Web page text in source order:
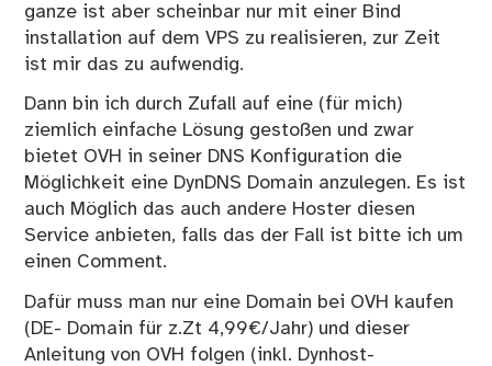
ganze ist aber scheinbar nur mit einer Bind
installation auf dem VPS zu realisieren, zur Zeit
ist mir das zu aufwendig.
Dann bin ich durch Zufall auf eine (für mich)
ziemlich einfache Lösung gestoßen und zwar
bietet OVH in seiner DNS Konfiguration die
Möglichkeit eine DynDNS Domain anzulegen. Es ist
auch Möglich das auch andere Hoster diesen
Service anbieten, falls das der Fall ist bitte ich um
einen Comment.
Dafür muss man nur eine Domain bei OVH kaufen
(DE- Domain für z.Zt 4,99€/Jahr) und dieser
Anleitung von OVH folgen (inkl. Dynhost-